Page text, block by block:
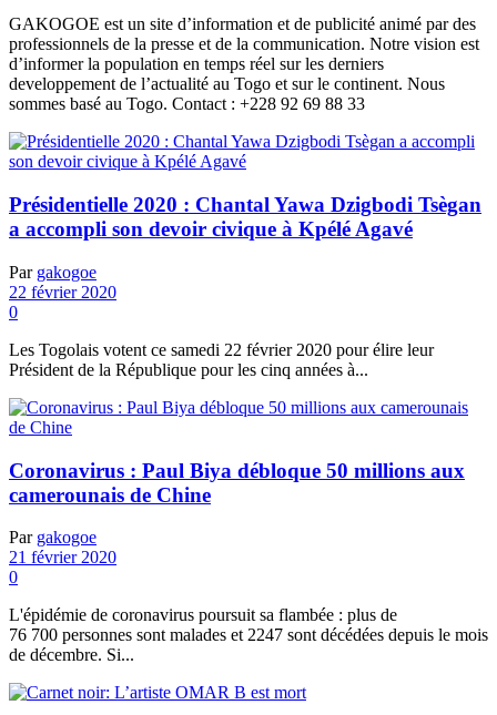
GAKOGOE est un site d’information et de publicité animé par des
professionnels de la presse et de la communication. Notre vision est
d’informer la population en temps réel sur les derniers
developpement de l’actualité au Togo et sur le continent. Nous
sommes basé au Togo. Contact : +228 92 69 88 33
Présidentielle 2020 : Chantal Yawa Dzigbodi Tsègan
a accompli son devoir civique à Kpélé Agavé
Par gakogoe
22 février 2020
0
Les Togolais votent ce samedi 22 février 2020 pour élire leur
Président de la République pour les cinq années à...
Coronavirus : Paul Biya débloque 50 millions aux
camerounais de Chine
Par gakogoe
21 février 2020
0
L'épidémie de coronavirus poursuit sa flambée : plus de
76 700 personnes sont malades et 2247 sont décédées depuis le mois
de décembre. Si...